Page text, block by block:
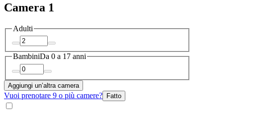
Camera 1
Adulti
BambiniDa 0 a 17 anni
Aggiungi un’altra camera
Vuoi prenotare 9 o più camere? Fatto